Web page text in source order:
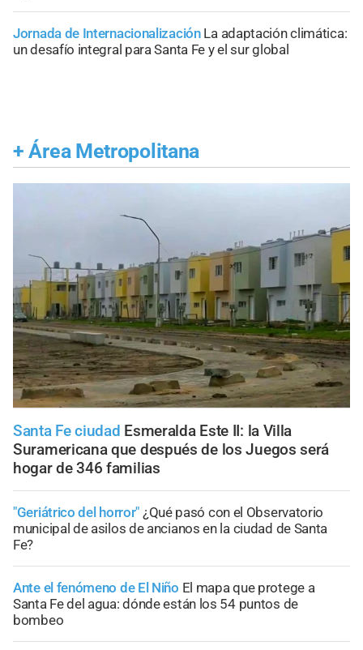
Jornada de Internacionalización La adaptación climática:
un desafío integral para Santa Fe y el sur global
+ Área Metropolitana
Santa Fe ciudad Esmeralda Este II: la Villa
Suramericana que después de los Juegos será
hogar de 346 familias
"Geriátrico del horror" ¿Qué pasó con el Observatorio
municipal de asilos de ancianos en la ciudad de Santa
Fe?
Ante el fenómeno de El Niño El mapa que protege a
Santa Fe del agua: dónde están los 54 puntos de
bombeo